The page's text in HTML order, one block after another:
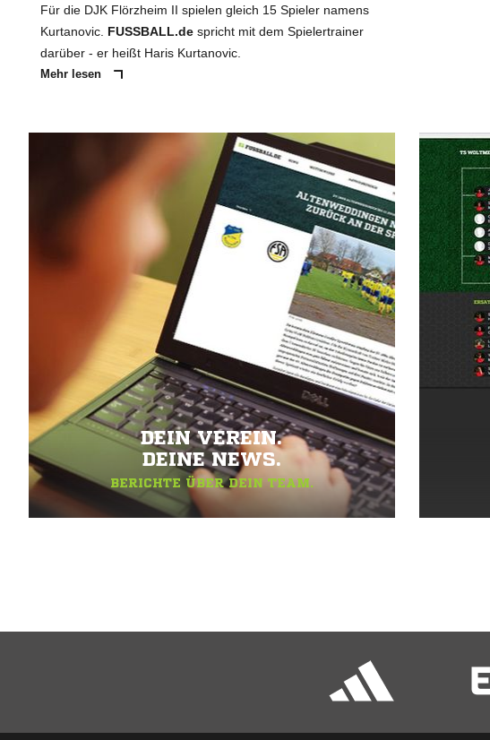
Für die DJK Flörzheim II spielen gleich 15 Spieler namens
Kurtanovic. FUSSBALL.de spricht mit dem Spielertrainer
darüber - er heißt Haris Kurtanovic.
Mehr lesen
DEIN VEREIN.
DEINE NEWS.
BERICHTE ÜBER DEIN TEAM.